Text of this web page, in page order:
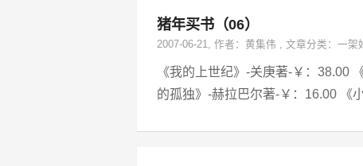
猪年买书（06）
2007-06-21, 作者： 黄集伟 , 文章分类： 一架
《我的上世纪》-关庚著-￥：38.00
的孤独》-赫拉巴尔著-￥：16.00 《